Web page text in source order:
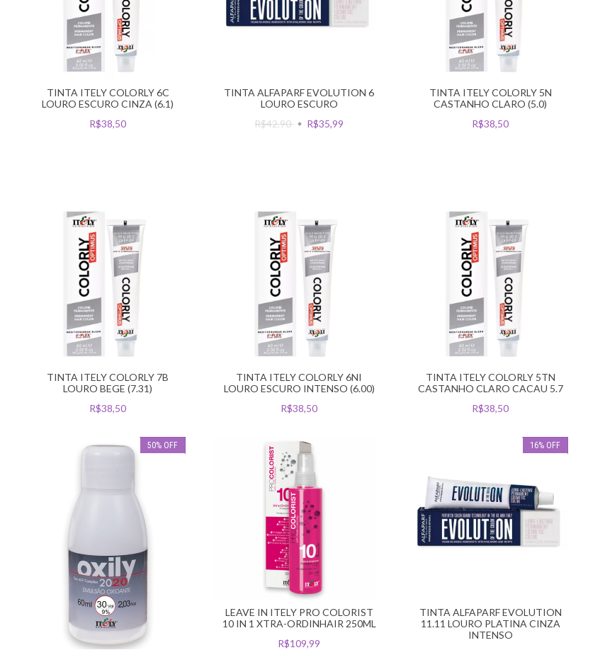
TINTA ITELY COLORLY 6C
LOURO ESCURO CINZA (6.1)
R$38,50
TINTA ALFAPARF EVOLUTION 6
LOURO ESCURO
R$42,90
R$35,99
TINTA ITELY COLORLY 5N
CASTANHO CLARO (5.0)
R$38,50
TINTA ITELY COLORLY 7B
LOURO BEGE (7.31)
R$38,50
TINTA ITELY COLORLY 6NI
LOURO ESCURO INTENSO (6.00)
R$38,50
TINTA ITELY COLORLY 5TN
CASTANHO CLARO CACAU 5.7
R$38,50
50% OFF
LEAVE IN ITELY PRO COLORIST
10 IN 1 XTRA-ORDINHAIR 250ML
R$109,99
16% OFF
TINTA ALFAPARF EVOLUTION
11.11 LOURO PLATINA CINZA
INTENSO